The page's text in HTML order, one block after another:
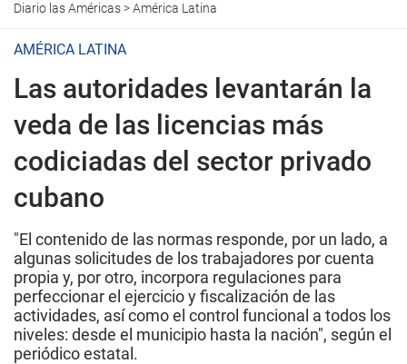
Diario las Américas>América Latina
AMÉRICA LATINA
Las autoridades levantarán la
veda de las licencias más
codiciadas del sector privado
cubano
"El contenido de las normas responde, por un lado, a
algunas solicitudes de los trabajadores por cuenta
propia y, por otro, incorpora regulaciones para
perfeccionar el ejercicio y fiscalización de las
actividades, así como el control funcional a todos los
niveles: desde el municipio hasta la nación", según el
periódico estatal.